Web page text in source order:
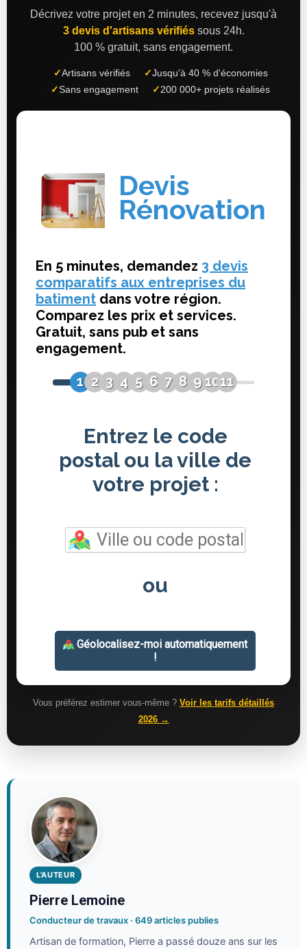
Décrivez votre projet en 2 minutes, recevez jusqu'à
3 devis d'artisans vérifiéssous 24h.
100 % gratuit, sans engagement.
✓Artisans vérifiés ✓Jusqu'à 40 % d'économies
✓Sans engagement ✓200 000+ projets réalisés
Vous préférez estimer vous-même ? Voir les tarifs détaillés
2026 →
L'AUTEUR
Pierre Lemoine
Conducteur de travaux · 649 articles publies
Artisan de formation, Pierre a passé douze ans sur les